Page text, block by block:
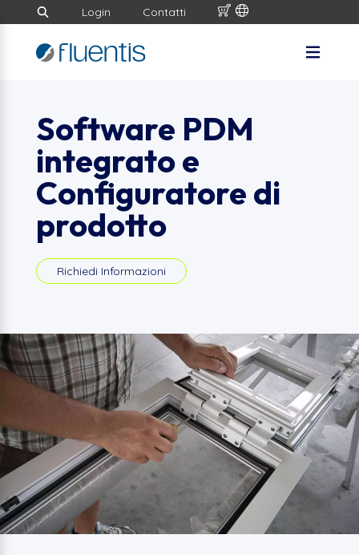
Login Contatti
Software PDM
integrato e
Configuratore di
prodotto
Richiedi Informazioni